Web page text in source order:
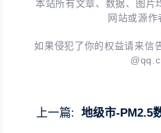
本站所有文章、数据、图片
网站或源作
如果侵犯了你的权益请来信
上一篇: 地级市-PM2.5